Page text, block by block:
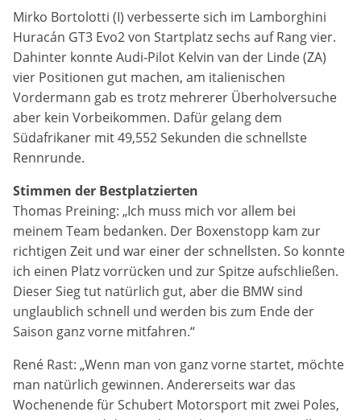
Mirko Bortolotti (I) verbesserte sich im Lamborghini
Huracán GT3 Evo2 von Startplatz sechs auf Rang vier.
Dahinter konnte Audi-Pilot Kelvin van der Linde (ZA)
vier Positionen gut machen, am italienischen
Vordermann gab es trotz mehrerer Überholversuche
aber kein Vorbeikommen. Dafür gelang dem
Südafrikaner mit 49,552 Sekunden die schnellste
Rennrunde.
Stimmen der Bestplatzierten
Thomas Preining: „Ich muss mich vor allem bei
meinem Team bedanken. Der Boxenstopp kam zur
richtigen Zeit und war einer der schnellsten. So konnte
ich einen Platz vorrücken und zur Spitze aufschließen.
Dieser Sieg tut natürlich gut, aber die BMW sind
unglaublich schnell und werden bis zum Ende der
Saison ganz vorne mitfahren.“
René Rast: „Wenn man von ganz vorne startet, möchte
man natürlich gewinnen. Andererseits war das
Wochenende für Schubert Motorsport mit zwei Poles,
Name:
_gat, _ga, _gid
Diese Cookies dienen zur Erhebung von Statistiken zur
Website-Nutzung.
Cookie Laufzeit:
24 Monate
Medien & externe Dienste
Um Inhalte von Videoplattformen und weiteren externen
Diensten anzeigen zu können, werden von diesen ggf.
Cookies gesetzt. Die Einbindung kann bei Bedarf einzeln
YouTube